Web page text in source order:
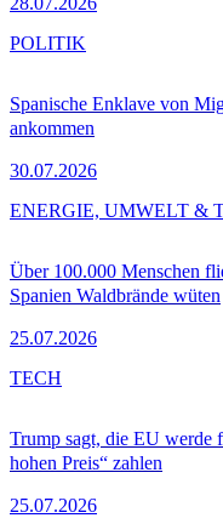
Spanische Enklave von
ankommen
30.07.2026
POLITIK
Über 100.000 Menschen
Spanien Waldbrände wüten
25.07.2026
ENERGIE, UMWELT &
Trump sagt, die EU werde
hohen Preis“ zahlen
25.07.2026
TECH